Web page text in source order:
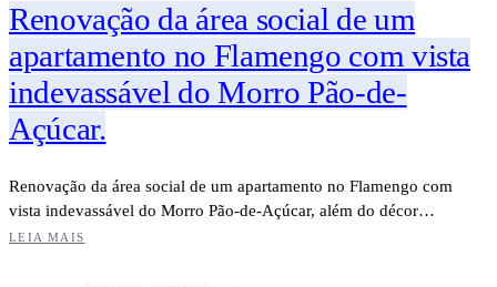
Renovação da área social de um
apartamento no Flamengo com vista
indevassável do Morro Pão-de-
Açúcar.
Renovação da área social de um apartamento no Flamengo com
vista indevassável do Morro Pão-de-Açúcar, além do décor…
LEIA MAIS